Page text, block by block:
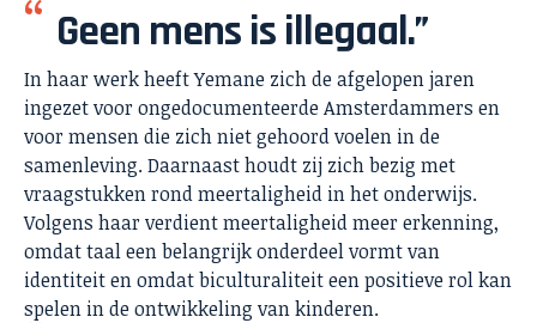
Geen mens is illegaal.”
In haar werk heeft Yemane zich de afgelopen jaren
ingezet voor ongedocumenteerde Amsterdammers en
voor mensen die zich niet gehoord voelen in de
samenleving. Daarnaast houdt zij zich bezig met
vraagstukken rond meertaligheid in het onderwijs.
Volgens haar verdient meertaligheid meer erkenning,
omdat taal een belangrijk onderdeel vormt van
identiteit en omdat biculturaliteit een positieve rol kan
spelen in de ontwikkeling van kinderen.